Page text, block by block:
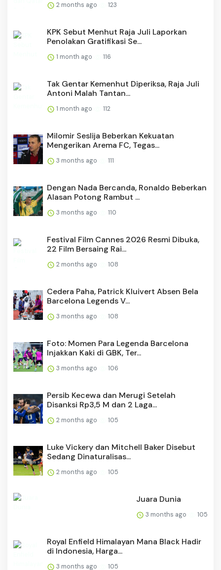
2 months ago 123
KPK Sebut Menhut Raja Juli Laporkan
Penolakan Gratifikasi Se...
1 month ago 116
Tak Gentar Kemenhut Diperiksa, Raja Juli
Antoni Malah Tantan...
1 month ago 112
Milomir Seslija Beberkan Kekuatan
Mengerikan Arema FC, Tegas...
3 months ago 111
Dengan Nada Bercanda, Ronaldo Beberkan
Alasan Potong Rambut ...
3 months ago 110
Festival Film Cannes 2026 Resmi Dibuka,
22 Film Bersaing Rai...
2 months ago 108
Cedera Paha, Patrick Kluivert Absen Bela
Barcelona Legends V...
3 months ago 108
Foto: Momen Para Legenda Barcelona
Injakkan Kaki di GBK, Ter...
3 months ago 106
Persib Kecewa dan Merugi Setelah
Disanksi Rp3,5 M dan 2 Laga...
2 months ago 105
Luke Vickery dan Mitchell Baker Disebut
Sedang Dinaturalisas...
2 months ago 105
Juara Dunia
3 months ago 105
Royal Enfield Himalayan Mana Black Hadir
di Indonesia, Harga...
3 months ago 105